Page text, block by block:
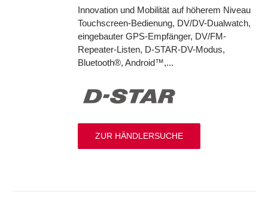
Innovation und Mobilität auf höherem Niveau
Touchscreen-Bedienung, DV/DV-Dualwatch,
eingebauter GPS-Empfänger, DV/FM-
Repeater-Listen, D-STAR-DV-Modus,
Bluetooth®, Android™,...
ZUR HÄNDLERSUCHE